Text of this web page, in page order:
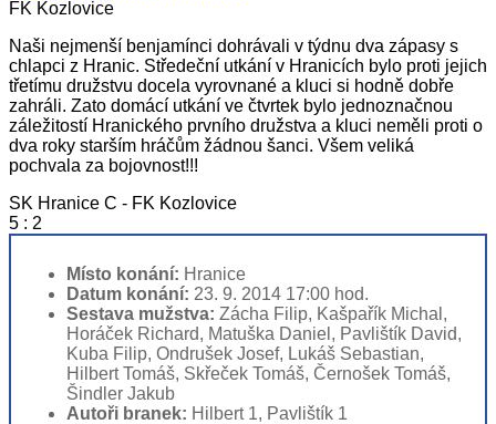
FK Kozlovice
Naši nejmenší benjamínci dohrávali v týdnu dva zápasy s
chlapci z Hranic. Středeční utkání v Hranicích bylo proti jejich
třetímu družstvu docela vyrovnané a kluci si hodně dobře
zahráli. Zato domácí utkání ve čtvrtek bylo jednoznačnou
záležitostí Hranického prvního družstva a kluci neměli proti o
dva roky starším hráčům žádnou šanci. Všem veliká
pochvala za bojovnost!!!
SK Hranice C - FK Kozlovice
5 : 2
Místo konání: Hranice
Datum konání: 23. 9. 2014 17:00 hod.
Sestava mužstva: Zácha Filip, Kašpařík Michal,
Horáček Richard, Matuška Daniel, Pavlištík David,
Kuba Filip, Ondrušek Josef, Lukáš Sebastian,
Hilbert Tomáš, Skřeček Tomáš, Černošek Tomáš,
Šindler Jakub
Autoři branek: Hilbert 1, Pavlištík 1